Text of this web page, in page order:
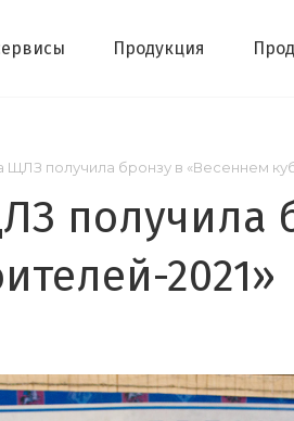
Продукция
получила бронзу в «Весеннем
получила
2021»